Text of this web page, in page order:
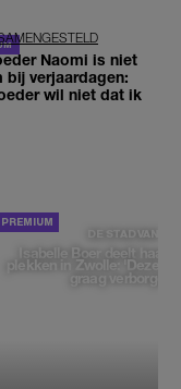
Naomi is niet
bij verjaardagen:
wil niet dat ik
DE STAD VAN
Isabelle Boer deelt haar
plekken in Zwolle: 'Deze
graag verborgen'